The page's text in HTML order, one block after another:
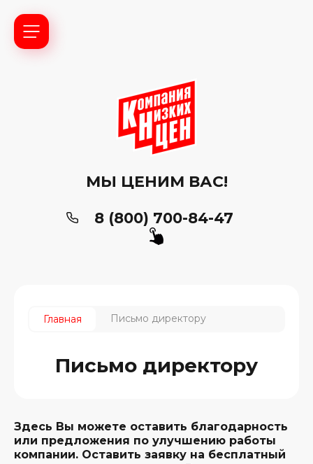
МЫ ЦЕНИМ ВАС!
8 (800) 700-84-47
Главная Письмо директору
Письмо директору
Здесь Вы можете оставить благодарность
или предложения по улучшению работы
компании. Оставить заявку на бесплатный